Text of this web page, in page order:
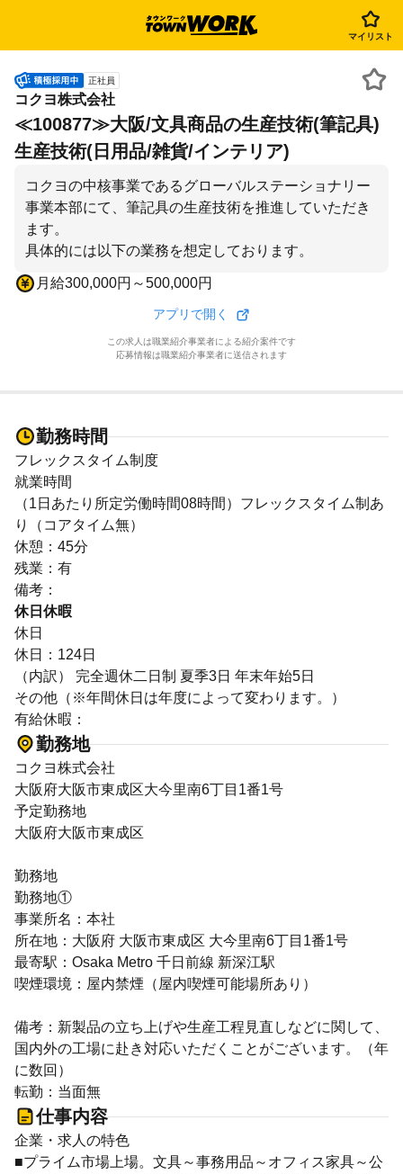
マイリスト
正社員
コクヨ株式会社
≪100877≫大阪/文具商品の生産技術(筆記具)
生産技術(日用品/雑貨/インテリア)
コクヨの中核事業であるグローバルステーショナリー
事業本部にて、筆記具の生産技術を推進していただき
ます。
具体的には以下の業務を想定しております。
月給300,000円～500,000円
アプリで開く
この求人は職業紹介事業者による紹介案件です
応募情報は職業紹介事業者に送信されます
勤務時間
フレックスタイム制度
就業時間
（1日あたり所定労働時間08時間）フレックスタイム制あ
り（コアタイム無）
休憩：45分
残業：有
備考：
休日休暇
休日
休日：124日
（内訳） 完全週休二日制 夏季3日 年末年始5日
その他（※年間休日は年度によって変わります。）
有給休暇：
勤務地
コクヨ株式会社
大阪府大阪市東成区大今里南6丁目1番1号
予定勤務地
大阪府大阪市東成区
勤務地
勤務地①
事業所名：本社
所在地：大阪府 大阪市東成区 大今里南6丁目1番1号
最寄駅：Osaka Metro 千日前線 新深江駅
喫煙環境：屋内禁煙（屋内喫煙可能場所あり）
備考：新製品の立ち上げや生産工程見直しなどに関して、
国内外の工場に赴き対応いただくことがございます。（年
に数回）
転勤：当面無
仕事内容
企業・求人の特色
■プライム市場上場。文具～事務用品～オフィス家具～公